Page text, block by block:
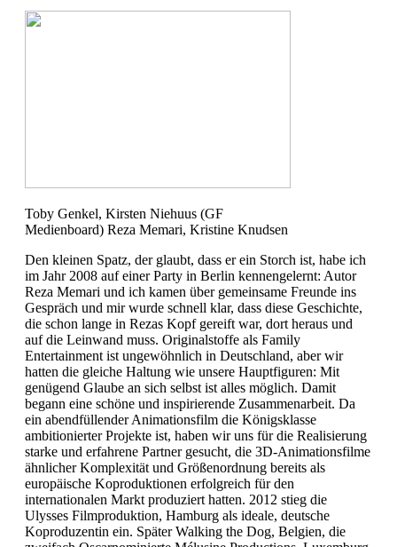
Toby Genkel, Kirsten Niehuus (GF
Medienboard) Reza Memari, Kristine Knudsen
Den kleinen Spatz, der glaubt, dass er ein Storch ist, habe ich
im Jahr 2008 auf einer Party in Berlin kennengelernt: Autor
Reza Memari und ich kamen über gemeinsame Freunde ins
Gespräch und mir wurde schnell klar, dass diese Geschichte,
die schon lange in Rezas Kopf gereift war, dort heraus und
auf die Leinwand muss. Originalstoffe als Family
Entertainment ist ungewöhnlich in Deutschland, aber wir
hatten die gleiche Haltung wie unsere Hauptfiguren: Mit
genügend Glaube an sich selbst ist alles möglich. Damit
begann eine schöne und inspirierende Zusammenarbeit. Da
ein abendfüllender Animationsfilm die Königsklasse
ambitionierter Projekte ist, haben wir uns für die Realisierung
starke und erfahrene Partner gesucht, die 3D-Animationsfilme
ähnlicher Komplexität und Größenordnung bereits als
europäische Koproduktionen erfolgreich für den
internationalen Markt produziert hatten. 2012 stieg die
Ulysses Filmproduktion, Hamburg als ideale, deutsche
Koproduzentin ein. Später Walking the Dog, Belgien, die